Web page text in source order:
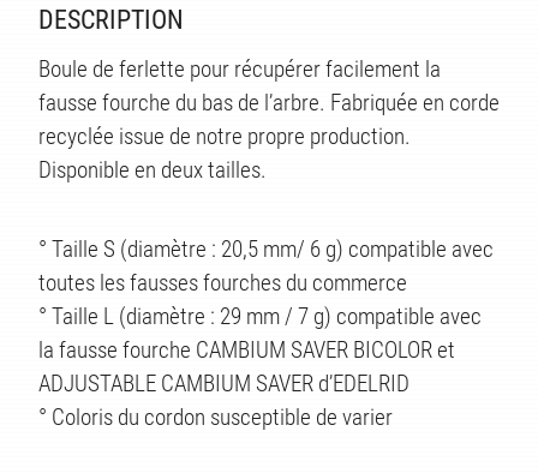
DESCRIPTION
Boule de ferlette pour récupérer facilement la
fausse fourche du bas de l’arbre. Fabriquée en corde
recyclée issue de notre propre production.
Disponible en deux tailles.
° Taille S (diamètre : 20,5 mm/ 6 g) compatible avec
toutes les fausses fourches du commerce
° Taille L (diamètre : 29 mm / 7 g) compatible avec
la fausse fourche CAMBIUM SAVER BICOLOR et
ADJUSTABLE CAMBIUM SAVER d’EDELRID
° Coloris du cordon susceptible de varier